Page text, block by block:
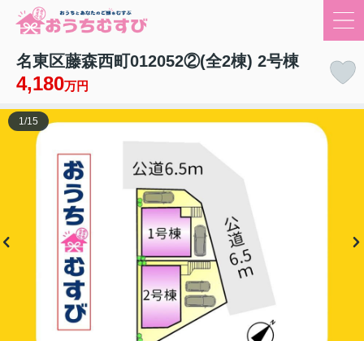
名東区藤森西町012052②(全2棟) 2号棟
4,180万円
1/15